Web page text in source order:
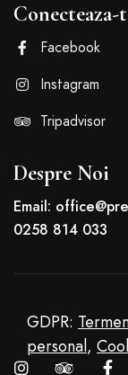
Conecteaza-
Facebook
Instagram
Tripadvisor
Despre Noi
Email:
0258 814 033
GDPR:
personal,